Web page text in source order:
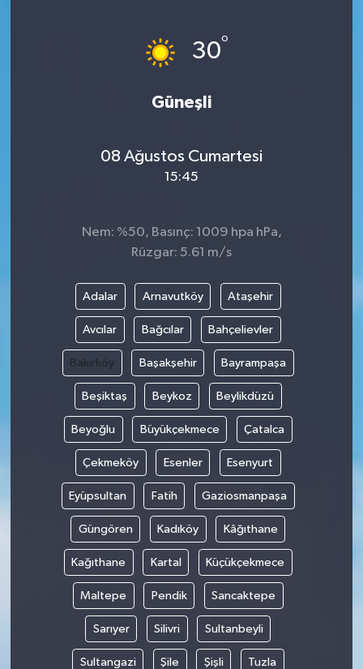
30°
Güneşli
08 Ağustos Cumartesi
15:45
Nem: %50, Basınç: 1009 hpa hPa,
Rüzgar: 5.61 m/s
Adalar Arnavutköy Ataşehir
Avcılar Bağcılar Bahçelievler
Bakırköy Başakşehir Bayrampaşa
Beşiktaş Beykoz Beylikdüzü
Beyoğlu Büyükçekmece Çatalca
Çekmeköy Esenler Esenyurt
Eyüpsultan Fatih Gaziosmanpaşa
Güngören Kadıköy Kâğıthane
Kağıthane Kartal Küçükçekmece
Maltepe Pendik Sancaktepe
Sarıyer Silivri Sultanbeyli
Sultangazi Şile Şişli Tuzla
Yüksek İstişare Kurulu